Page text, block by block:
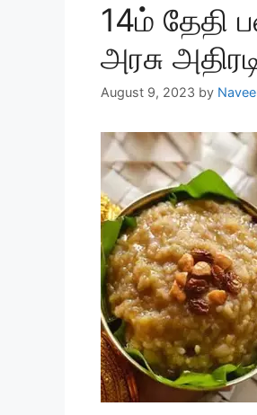
14ம் தேதி
அரசு
August 9, 2023 by